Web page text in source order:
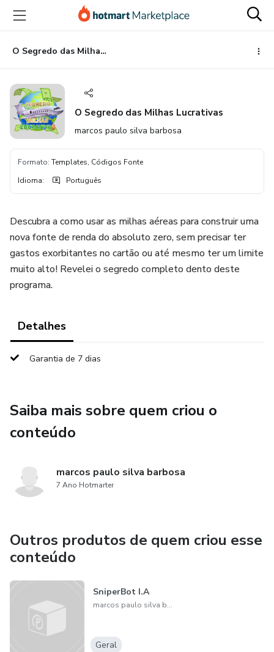
para
conteúdo
principal
para
pagamento
para
rodapé
O Segredo das Milhas Lucrativas
O Segredo das Milhas Lucrativas
marcos paulo silva barbosa
Formato: Templates, Códigos Fonte
Idioma: Português
Descubra a como usar as milhas aéreas para construir uma
nova fonte de renda do absoluto zero, sem precisar ter
gastos exorbitantes no cartão ou até mesmo ter um limite
muito alto! Revelei o segredo completo dento deste
programa.
Detalhes
Garantia de 7 dias
Saiba mais sobre quem criou o
conteúdo
marcos paulo silva barbosa
7 Ano Hotmarter
Outros produtos de quem criou esse
conteúdo
SniperBot I.A
marcos paulo silva barbosa
Geral